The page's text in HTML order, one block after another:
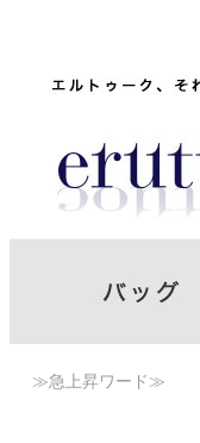
≫急上昇ワード≫